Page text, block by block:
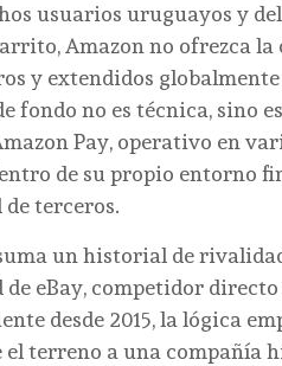
usuarios uruguayos y
Amazon no ofrezca la
y extendidos
fondo no es técnica, sino
Pay, operativo en
de su propio entorno
de terceros.
un historial de
de eBay, competidor
desde 2015, la lógica
terreno a una compañía